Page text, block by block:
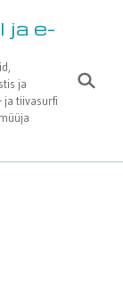
ja e-
ja
ja tiivasurfi